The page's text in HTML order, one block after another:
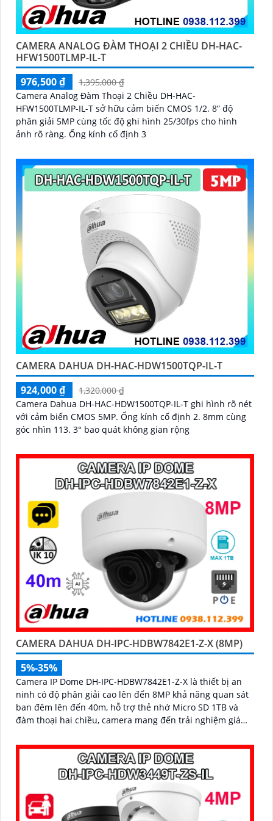
CAMERA ANALOG ĐÀM THOẠI 2 CHIỀU DH-HAC-
HFW1500TLMP-IL-T
976,500 ₫
1,395,000 ₫
Camera Analog Đàm Thoại 2 Chiều DH-HAC-
HFW1500TLMP-IL-T sở hữu cảm biến CMOS 1/2. 8” độ
phân giải 5MP cùng tốc độ ghi hình 25/30fps cho hình
ảnh rõ ràng. Ống kính cố định 3
CAMERA DAHUA DH-HAC-HDW1500TQP-IL-T
924,000 ₫
1,320,000 ₫
Camera Dahua DH-HAC-HDW1500TQP-IL-T ghi hình rõ nét
với cảm biến CMOS 5MP. Ống kính cố định 2. 8mm cùng
góc nhìn 113. 3° bao quát không gian rộng
CAMERA DAHUA DH-IPC-HDBW7842E1-Z-X (8MP)
5%-35%
Camera IP Dome DH-IPC-HDBW7842E1-Z-X là thiết bị an
ninh có độ phân giải cao lên đến 8MP khả năng quan sát
ban đêm lên đến 40m, hỗ trợ thẻ nhớ Micro SD 1TB và
đàm thoại hai chiều, camera mang đến trải nghiệm giám
nhận diện khuôn mặt và đếm người giúp nâng cao hiệu
quả quản lý và an ninh cho mọi không gian trong nhà